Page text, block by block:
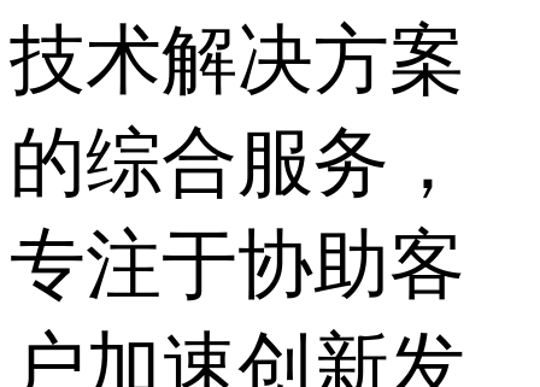
技术解决方案
的综合服务，
专注于协助客
户加速创新发